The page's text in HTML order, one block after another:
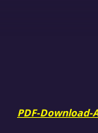
PDF-Download-